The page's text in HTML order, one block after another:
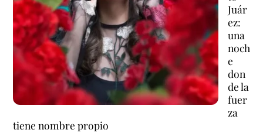
Juár
ez:
una
noch
e
don
de la
fuer
za
tiene nombre propio